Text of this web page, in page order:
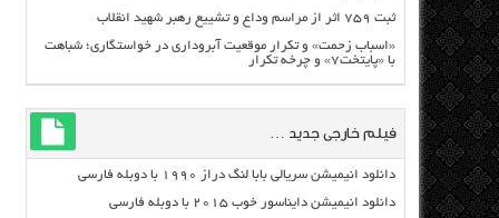
ثبت ۷۵۹ اثر از مراسم وداع و تشییع رهبر شهید انقلاب
«اسباب زحمت» و تکرار موقعیت آبروداری در خواستگاری؛ شباهت
با «پایتخت۷» و چرخه تکرار
فیلم خارجی جدید …
دانلود انیمیشن سریالی بابا لنگ دراز ۱۹۹۰ با دوبله فارسی
دانلود انیمیشن دایناسور خوب ۲۰۱۵ با دوبله فارسی